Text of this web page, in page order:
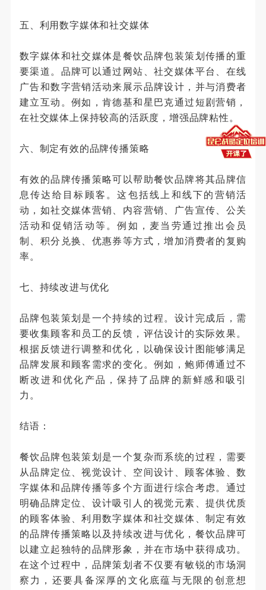
五、利用数字媒体和社交媒体
数字媒体和社交媒体是餐饮品牌包装策划传播的重
要渠道。品牌可以通过网站、社交媒体平台、在线
广告和数字营销活动来展示品牌设计，并与消费者
建立互动。例如，肯德基和星巴克通过短剧营销，
在社交媒体上保持较高的活跃度，增强品牌粘性。
六、制定有效的品牌传播策略
有效的品牌传播策略可以帮助餐饮品牌将其品牌信
息传达给目标顾客。这包括线上和线下的营销活
动，如社交媒体营销、内容营销、广告宣传、公关
活动和促销活动等。例如，麦当劳通过推出会员
制、积分兑换、优惠券等方式，增加消费者的复购
率。
七、持续改进与优化
品牌包装策划是一个持续的过程。设计完成后，需
要收集顾客和员工的反馈，评估设计的实际效果。
根据反馈进行调整和优化，以确保设计图能够满足
品牌发展和顾客需求的变化。例如，鲍师傅通过不
断改进和优化产品，保持了品牌的新鲜感和吸引
力。
结语：
餐饮品牌包装策划是一个复杂而系统的过程，需要
从品牌定位、视觉设计、空间设计、顾客体验、数
字媒体和品牌传播等多个方面进行综合考虑。通过
明确品牌定位、设计吸引人的视觉元素、提供优质
的顾客体验、利用数字媒体和社交媒体、制定有效
的品牌传播策略以及持续改进与优化，餐饮品牌可
以建立起独特的品牌形象，并在市场中获得成功。
在这个过程中，品牌策划者不仅要有敏锐的市场洞
察力，还要具备深厚的文化底蕴与无限的创意想